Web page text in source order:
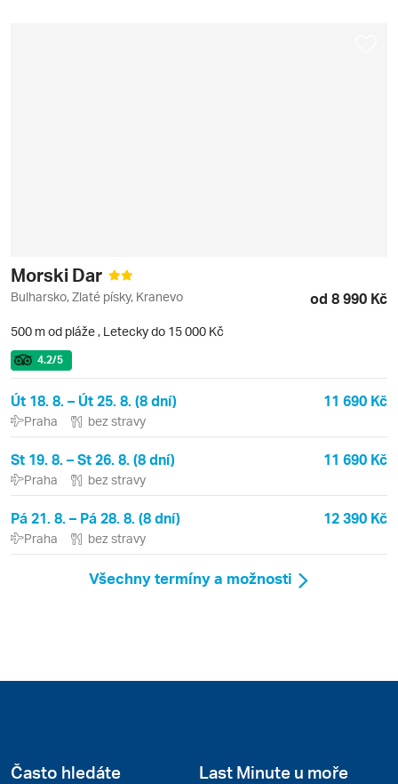
Morski Dar
Bulharsko, Zlaté písky, Kranevo od 8 990 Kč
500 m od pláže , Letecky do 15 000 Kč
4.2/5
Út 18. 8. – Út 25. 8. (8 dní) 11 690 Kč
Praha bez stravy
St 19. 8. – St 26. 8. (8 dní) 11 690 Kč
Praha bez stravy
Pá 21. 8. – Pá 28. 8. (8 dní) 12 390 Kč
Praha bez stravy
Všechny termíny a možnosti
Často hledáte Last Minute u moře